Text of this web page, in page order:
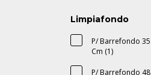
Limpiafondo
P/ Barrefondo 35
Cm (1)
P/ Barrefondo 48